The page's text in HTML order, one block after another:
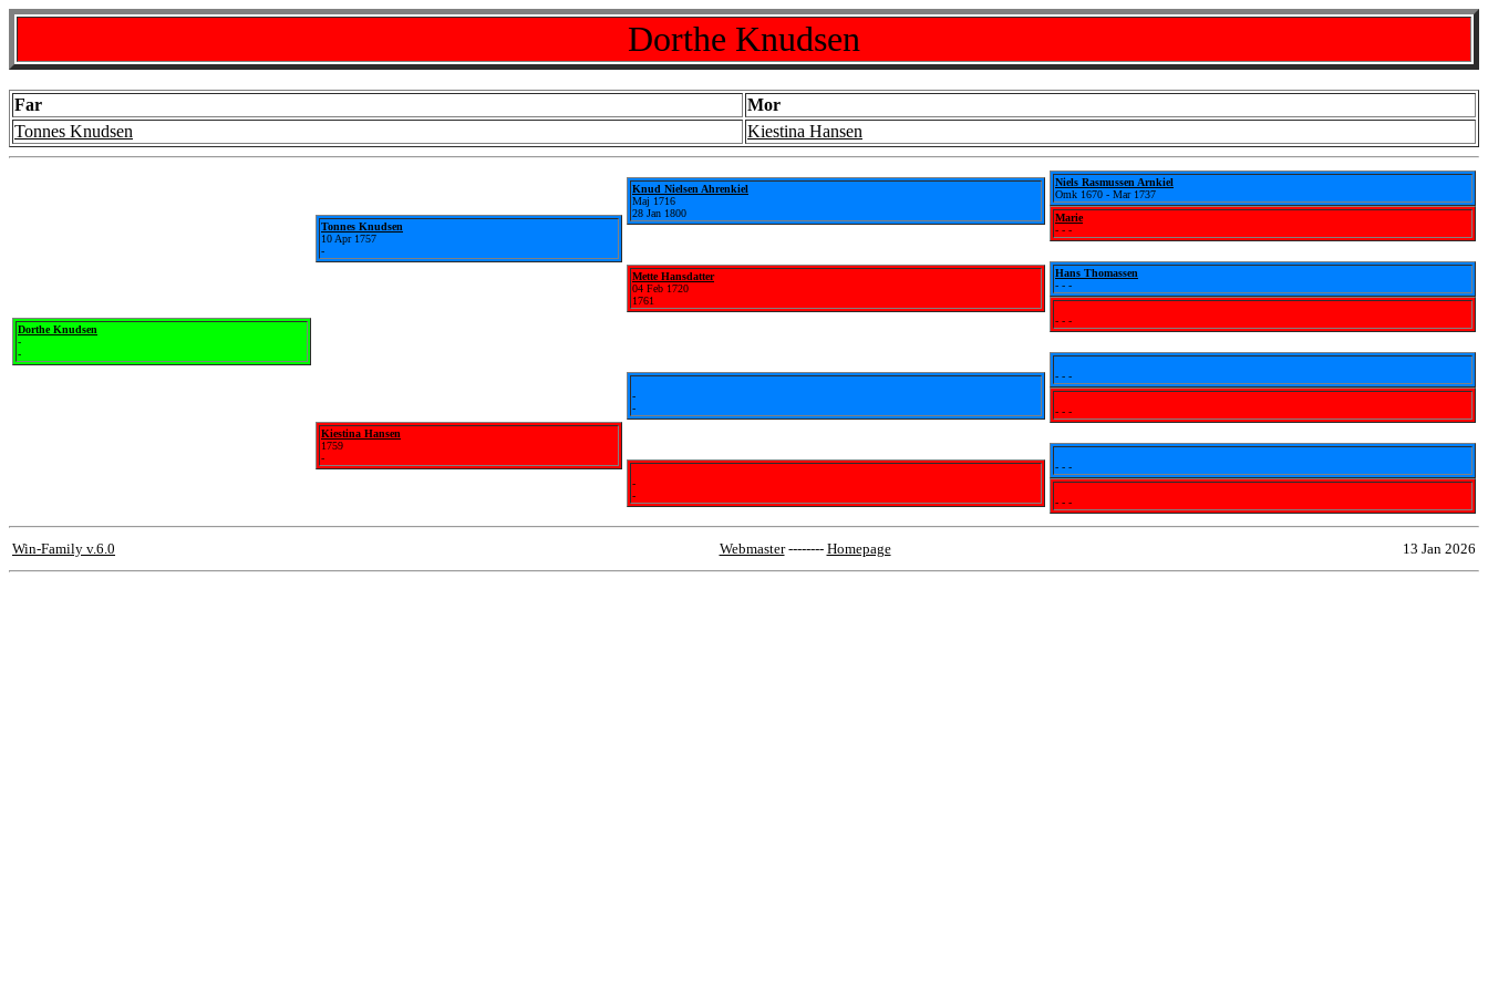
Dorthe Knudsen
Far
Mor
Tonnes Knudsen
Kiestina Hansen
Dorthe Knudsen
-
-
Tonnes Knudsen
10 Apr 1757
-
Kiestina Hansen
1759
-
Knud Nielsen Ahrenkiel
Maj 1716
28 Jan 1800
Mette Hansdatter
04 Feb 1720
1761
-
-
-
-
Niels Rasmussen Arnkiel
Omk 1670 - Mar 1737
Marie
- - -
Hans Thomassen
- - -
- - -
- - -
- - -
- - -
- - -
Win-Family v.6.0 Webmaster-------- Homepage 13 Jan 2026